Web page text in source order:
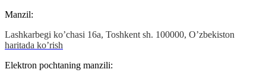
Manzil:
Lashkarbegi ko’chasi 16а, Toshkent sh. 100000, O’zbekiston
haritada ko’rish
Elektron pochtaning manzili: